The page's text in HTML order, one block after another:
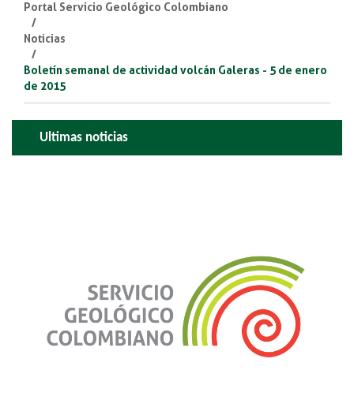
Portal Servicio Geológico Colombiano
Noticias
Boletín semanal de actividad volcán Galeras - 5 de enero
de 2015
Ultimas noticias